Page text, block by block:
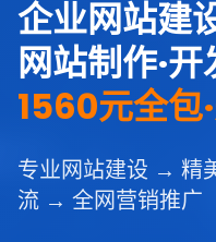
企业网站建
网站制作·
1560元全包
专业网站建设 → 精
流 → 全网营销推广